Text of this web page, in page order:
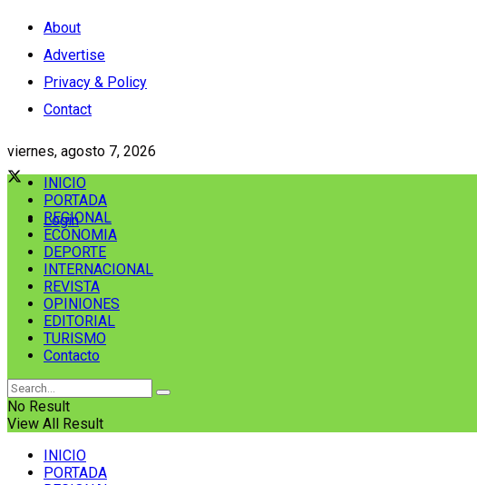
About
Advertise
Privacy & Policy
Contact
viernes, agosto 7, 2026
Login
INICIO
PORTADA
REGIONAL
ECONOMIA
DEPORTE
INTERNACIONAL
REVISTA
OPINIONES
EDITORIAL
TURISMO
Contacto
No Result
View All Result
INICIO
PORTADA